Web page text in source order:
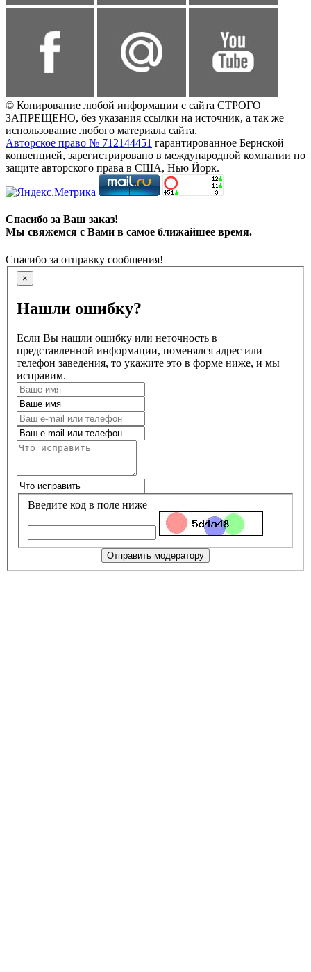
© Копирование любой информации с сайта СТРОГО
ЗАПРЕЩЕНО, без указания ссылки на источник, а так же
использование любого материала сайта.
Авторское право № 712144451 гарантированное Бернской
конвенцией, зарегистрировано в международной компании по
защите авторского права в США, Нью Йорк.
Спасибо за Ваш заказ!
Мы свяжемся с Вами в самое ближайшее время.
Спасибо за отправку сообщения!
×
Нашли ошибку?
Если Вы нашли ошибку или неточность в
представленной информации, поменялся адрес или
телефон заведения, то укажите это в форме ниже, и мы
исправим.
Введите код в поле ниже
Отправить модератору